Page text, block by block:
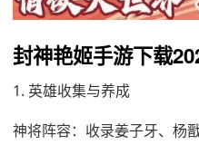
封神艳姬手游下载
1. 英雄收集与养成
神将阵容：收录姜子牙、杨